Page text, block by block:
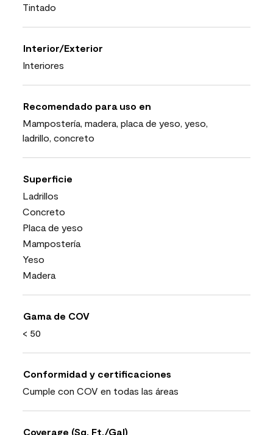
Tintado
Interior/Exterior
Interiores
Recomendado para uso en
Mampostería, madera, placa de yeso, yeso,
ladrillo, concreto
Superficie
Ladrillos
Concreto
Placa de yeso
Mampostería
Yeso
Madera
Gama de COV
< 50
Conformidad y certificaciones
Cumple con COV en todas las áreas
Coverage (Sq. Ft./Gal)